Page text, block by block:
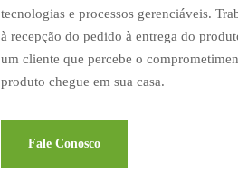
tecnologias e processos gerenciáveis.
à recepção do pedido à entrega do
um cliente que percebe o
produto chegue em sua casa.
Fale Conosco